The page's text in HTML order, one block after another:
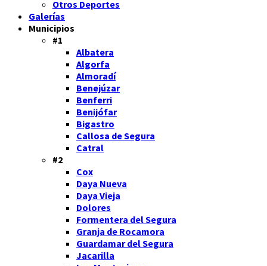
Otros Deportes
Galerías
Municipios
#1
Albatera
Algorfa
Almoradí
Benejúzar
Benferri
Benijófar
Bigastro
Callosa de Segura
Catral
#2
Cox
Daya Nueva
Daya Vieja
Dolores
Formentera del Segura
Granja de Rocamora
Guardamar del Segura
Jacarilla